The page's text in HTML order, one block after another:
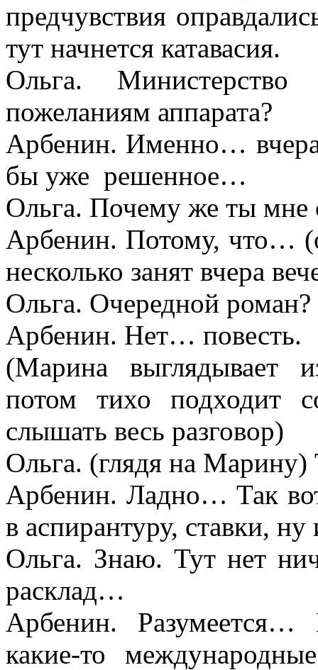
предчувствия
тут начнется катавасия.
Ольга.
пожеланиям аппарата?
Арбенин. Именно… вчера
бы уже решенное…
Ольга. Почему же ты мне
Арбенин. Потому, что…
несколько занят вчера
Ольга. Очередной роман?
Арбенин. Нет… повесть.
(Марина выглядывает
потом тихо подходит
слышать весь разговор)
Ольга. (глядя на Марину)
Арбенин. Ладно… Так
в аспирантуру, ставки,
Ольга. Знаю. Тут нет
расклад…
Арбенин. Разумеется…
какие-то